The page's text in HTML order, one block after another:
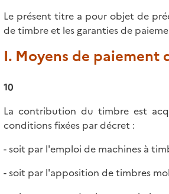
Le présent titre a pour objet de
de timbre et les garanties de
I. Moyens de paiement
10
La contribution du timbre est
conditions fixées par décret :
- soit par l'emploi de machines à
- soit par l'apposition de timbres